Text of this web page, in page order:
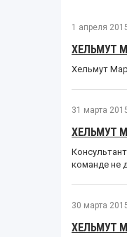
1 апреля
ХЕЛЬМУТ
Хельмут
31 марта
ХЕЛЬМУТ
команде не
30 марта
ХЕЛЬМУТ